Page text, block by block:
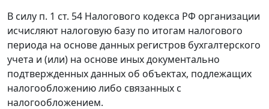
В силу п. 1 ст. 54 Налогового кодекса РФ организации
исчисляют налоговую базу по итогам налогового
периода на основе данных регистров бухгалтерского
учета и (или) на основе иных документально
подтвержденных данных об объектах, подлежащих
налогообложению либо связанных с
налогообложением.